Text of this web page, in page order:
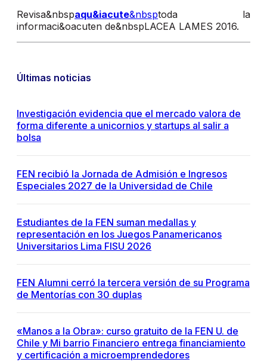
Revisa&nbspaqu&iacute&nbsptoda la
informaci&oacuten de&nbspLACEA LAMES 2016.
Últimas noticias
Investigación evidencia que el mercado valora de
forma diferente a unicornios y startups al salir a
bolsa
FEN recibió la Jornada de Admisión e Ingresos
Especiales 2027 de la Universidad de Chile
Estudiantes de la FEN suman medallas y
representación en los Juegos Panamericanos
Universitarios Lima FISU 2026
FEN Alumni cerró la tercera versión de su Programa
de Mentorías con 30 duplas
«Manos a la Obra»: curso gratuito de la FEN U. de
Chile y Mi barrio Financiero entrega financiamiento
y certificación a microemprendedores